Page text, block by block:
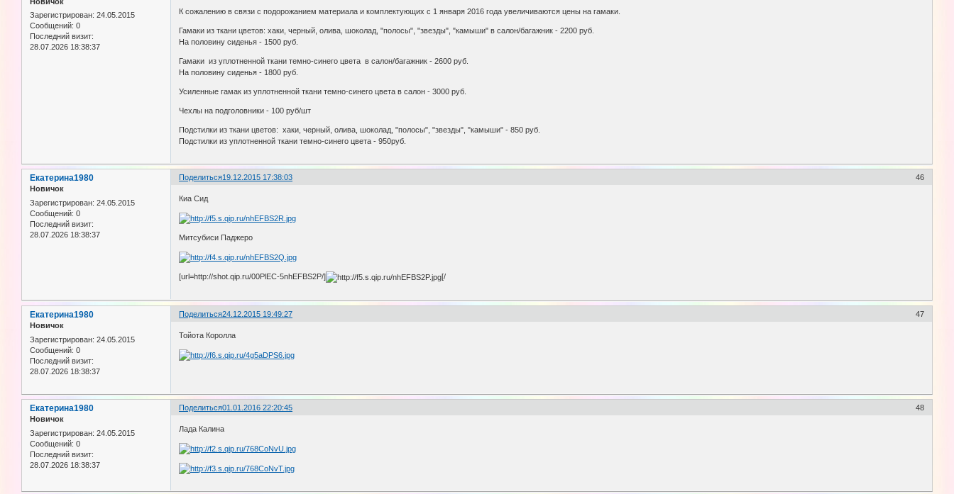
Зарегистрирован: 24.05.2015
Сообщений: 0
Последний визит:
28.07.2026 18:38:37
К сожалению в связи с подорожанием материала и комплектующих с 1 января 2016 года увеличиваются цены на гамаки.
Гамаки из ткани цветов: хаки, черный, олива, шоколад, "полосы", "звезды", "камыши" в салон/багажник - 2200 руб.
На половину сиденья - 1500 руб.
Гамаки из уплотненной ткани темно-синего цвета в салон/багажник - 2600 руб.
На половину сиденья - 1800 руб.
Усиленные гамак из уплотненной ткани темно-синего цвета в салон - 3000 руб.
Чехлы на подголовники - 100 руб/шт
Подстилки из ткани цветов: хаки, черный, олива, шоколад, "полосы", "звезды", "камыши" - 850 руб.
Подстилки из уплотненной ткани темно-синего цвета - 950руб.
Поделиться 46
19.12.2015 17:38:03
Екатерина1980
Новичок
Зарегистрирован: 24.05.2015
Сообщений: 0
Последний визит:
28.07.2026 18:38:37
Киа Сид
Митсубиси Паджеро
[url=http://shot.qip.ru/00PlEC-5nhEFBS2P/] [/
Поделиться 47
24.12.2015 19:49:27
Екатерина1980
Новичок
Зарегистрирован: 24.05.2015
Сообщений: 0
Последний визит:
28.07.2026 18:38:37
Тойота Королла
Поделиться 48
01.01.2016 22:20:45
Екатерина1980
Новичок
Зарегистрирован: 24.05.2015
Сообщений: 0
Последний визит:
28.07.2026 18:38:37
Лада Калина